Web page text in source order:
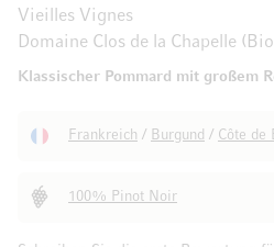
Vieilles Vignes
Domaine Clos de la Chapelle
Klassischer Pommard mit großem
Frankreich / Burgund / Côte de
100% Pinot Noir